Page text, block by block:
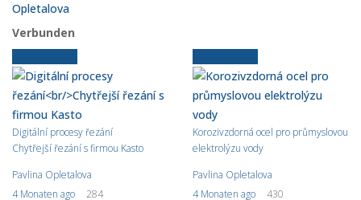
Verbunden
Digitální procesy řezání
Chytřejší řezání s firmou Kasto
Pavlina Opletalova
4 Monaten ago
284
Korozivzdorná ocel pro průmyslovou
elektrolýzu vody
Pavlina Opletalova
4 Monaten ago
430